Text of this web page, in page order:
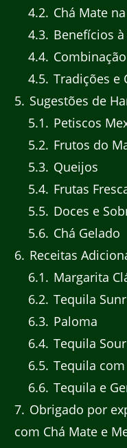
4.2 Chá Mate
4.3 Benefícios à
4.4
4.5 Tradições e
5 Sugestões de
5.1
Petiscos
5.2 Frutos do
5.3 Queijos
5.4 Frutas
5.5 Doces e
5.6 Chá Gelado
6 Receitas
6.1
Margarita
6.2 Tequila
6.3 Paloma
6.4 Tequila Sour
6.5 Tequila
6.6 Tequila e
7 Obrigado por
com Chá Mate e